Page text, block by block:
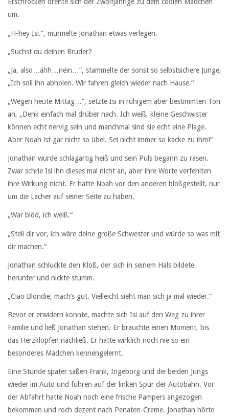
Erschrocken drehte sich der Zwölfjährige zu dem coolen Mädchen
um.
„H-hey Isi.“, murmelte Jonathan etwas verlegen.
„Suchst du deinen Bruder?
„Ja, also…ähh…nein…“, stammelte der sonst so selbstsichere Junge,
„Ich soll ihn abholen. Wir fahren gleich wieder nach Hause.“
„Wegen heute Mittag…“, setzte Isi in ruhigem aber bestimmten Ton
an, „Denk einfach mal drüber nach. Ich weiß, kleine Geschwister
können echt nervig sein und manchmal sind sie echt eine Plage.
Aber Noah ist gar nicht so übel. Sei nicht immer so kacke zu ihm!“
Jonathan wurde schlagartig heiß und sein Puls begann zu rasen.
Zwar schrie Isi ihn dieses mal nicht an, aber ihre Worte verfehlten
ihre Wirkung nicht. Er hatte Noah vor den anderen bloßgestellt, nur
um die Lacher auf seiner Seite zu haben.
„War blöd, ich weiß.“
„Stell dir vor, ich wäre deine große Schwester und würde so was mit
dir machen.“
Jonathan schluckte den Kloß, der sich in seinem Hals bildete
herunter und nickte stumm.
„Ciao Blondie, mach’s gut. Vielleicht sieht man sich ja mal wieder.“
Bevor er erwidern konnte, machte sich Isi auf den Weg zu ihrer
Familie und ließ Jonathan stehen. Er brauchte einen Moment, bis
das Herzklopfen nachließ. Er hatte wirklich noch nie so ein
besonderes Mädchen kennengelernt.
Eine Stunde später saßen Frank, Ingeborg und die beiden Jungs
wieder im Auto und fuhren auf der linken Spur der Autobahn. Vor
der Abfahrt hatte Noah noch eine frische Pampers angezogen
bekommen und roch dezent nach Penaten-Creme. Jonathan hörte